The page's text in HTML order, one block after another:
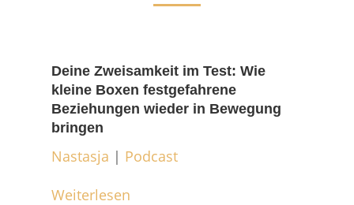
Deine Zweisamkeit im Test: Wie
kleine Boxen festgefahrene
Beziehungen wieder in Bewegung
bringen
Nastasja | Podcast
Weiterlesen